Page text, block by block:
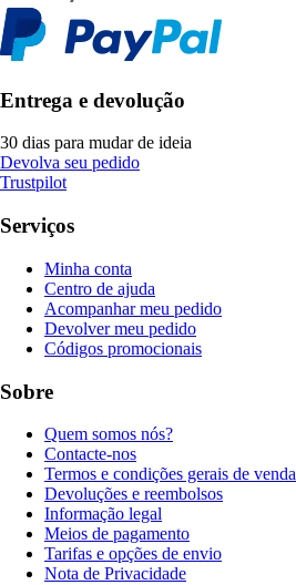
Entrega e devolução
30 dias para mudar de ideia
Devolva seu pedido
Trustpilot
Serviços
Minha conta
Centro de ajuda
Acompanhar meu pedido
Devolver meu pedido
Códigos promocionais
Sobre
Quem somos nós?
Contacte-nos
Termos e condições gerais de venda
Devoluções e reembolsos
Informação legal
Meios de pagamento
Tarifas e opções de envio
Nota de Privacidade